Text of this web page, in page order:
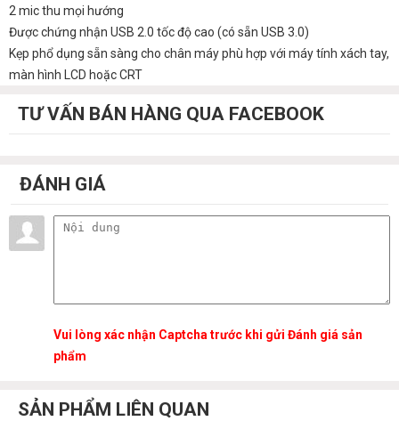
2 mic thu mọi hướng
Được chứng nhận USB 2.0 tốc độ cao (có sẵn USB 3.0)
Kẹp phổ dụng sẵn sàng cho chân máy phù hợp với máy tính xách tay,
màn hình LCD hoặc CRT
TƯ VẤN BÁN HÀNG QUA FACEBOOK
ĐÁNH GIÁ
Vui lòng xác nhận Captcha trước khi gửi Đánh giá sản
phẩm
SẢN PHẨM LIÊN QUAN